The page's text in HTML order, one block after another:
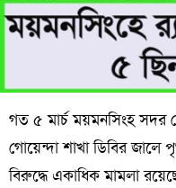
গত ৫ মার্চ ময়মনসিংহ সদর
গোয়েন্দা শাখা ডিবির
বিরুদ্ধে একাধিক মামলা